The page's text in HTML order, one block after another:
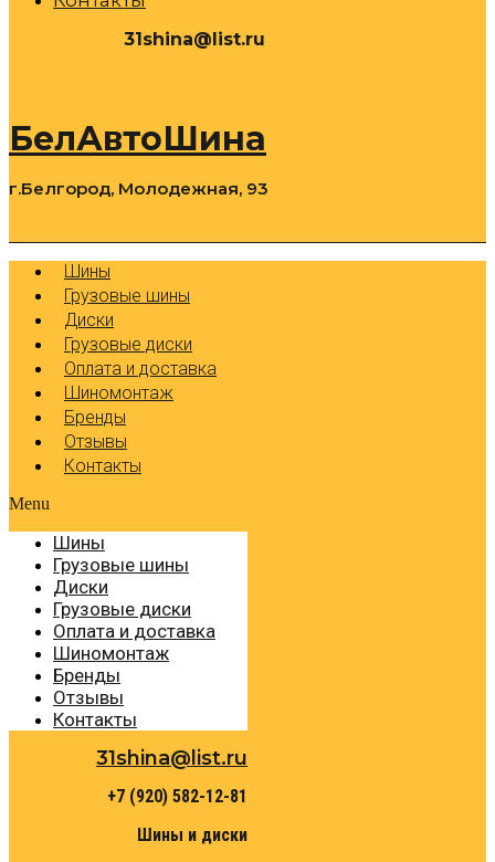
31shina@list.ru
БелАвтоШина
г.Белгород, Молодежная, 93
Шины
Грузовые шины
Диски
Грузовые диски
Оплата и доставка
Шиномонтаж
Бренды
Отзывы
Контакты
Menu
Шины
Грузовые шины
Диски
Грузовые диски
Оплата и доставка
Шиномонтаж
Бренды
Отзывы
Контакты
31shina@list.ru
+7 (920) 582-12-81
Шины и диски